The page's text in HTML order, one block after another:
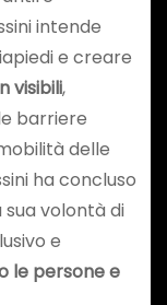
intende
e creare
visibili,
barriere
delle
ha concluso
volontà di
e
le persone e